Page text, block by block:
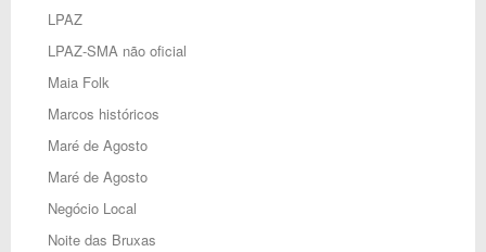
LPAZ
LPAZ-SMA não oficial
Maia Folk
Marcos históricos
Maré de Agosto
Maré de Agosto
Negócio Local
Noite das Bruxas